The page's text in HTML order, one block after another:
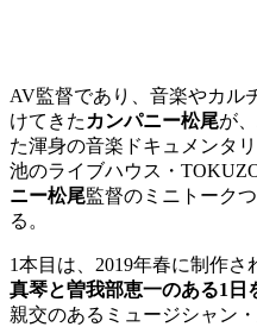
AV監督であり、音楽やカル
けてきた カンパニー松尾が
た渾身の音楽ドキュメンタ
池のライブハウス・
ニー松尾監督のミニトーク
る。
1本目は、2019年春に制作さ
真琴と曽我部恵一のある1日
親交のあるミュージシャン・